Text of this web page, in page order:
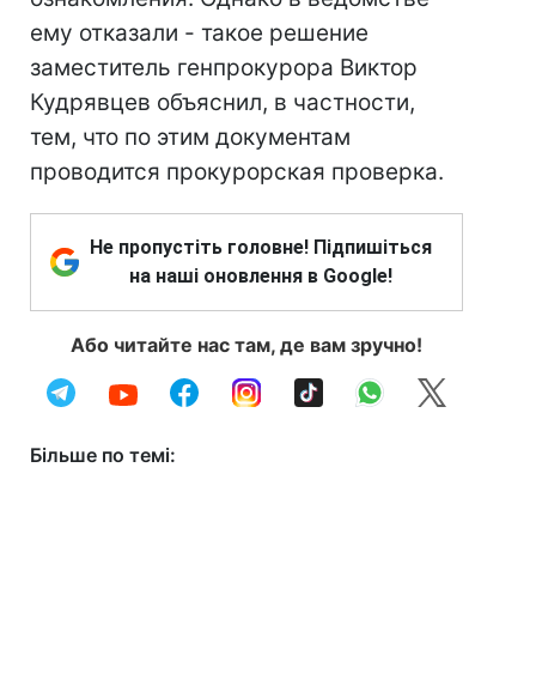
ему отказали - такое решение
заместитель генпрокурора Виктор
Кудрявцев объяснил, в частности,
тем, что по этим документам
проводится прокурорская проверка.
Не пропустіть головне! Підпишіться
на наші оновлення в Google!
Або читайте нас там, де вам зручно!
Більше по темі: